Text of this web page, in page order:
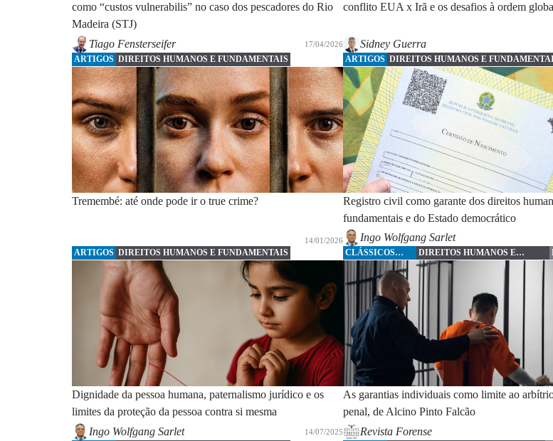
como “custos vulnerabilis” no caso dos pescadores do Rio
Madeira (STJ)
Tiago Fensterseifer
17/04/2026
conflito EUA x Irã e os desafios à ordem
Sidney Guerra
ARTIGOS DIREITOS HUMANOS E FUNDAMENTAIS
Tremembé: até onde pode ir o true crime?
14/01/2026
ARTIGOS DIREITOS HUMANOS E
Registro civil como garante dos direitos
fundamentais e do Estado democrático
Ingo Wolfgang Sarlet
ARTIGOS DIREITOS HUMANOS E FUNDAMENTAIS
Dignidade da pessoa humana, paternalismo jurídico e os
limites da proteção da pessoa contra si mesma
Ingo Wolfgang Sarlet
14/07/2025
CLÁSSICOS
FORENSE
DIREITOS HUMANOS E
FUNDAMENTAIS
As garantias individuais como limite ao
penal, de Alcino Pinto Falcão
Revista Forense